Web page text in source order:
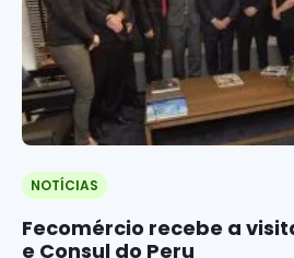
NOTÍCIAS
Fecomércio recebe a
e Consul do Peru